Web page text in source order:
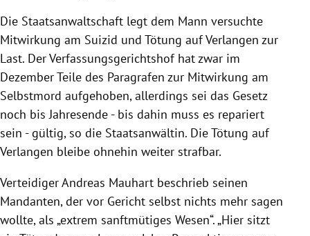
Die Staatsanwaltschaft legt dem Mann versuchte
Mitwirkung am Suizid und Tötung auf Verlangen zur
Last. Der Verfassungsgerichtshof hat zwar im
Dezember Teile des Paragrafen zur Mitwirkung am
Selbstmord aufgehoben, allerdings sei das Gesetz
noch bis Jahresende - bis dahin muss es repariert
sein - gültig, so die Staatsanwältin. Die Tötung auf
Verlangen bleibe ohnehin weiter strafbar.
Verteidiger Andreas Mauhart beschrieb seinen
Mandanten, der vor Gericht selbst nichts mehr sagen
wollte, als „extrem sanftmütiges Wesen“. „Hier sitzt